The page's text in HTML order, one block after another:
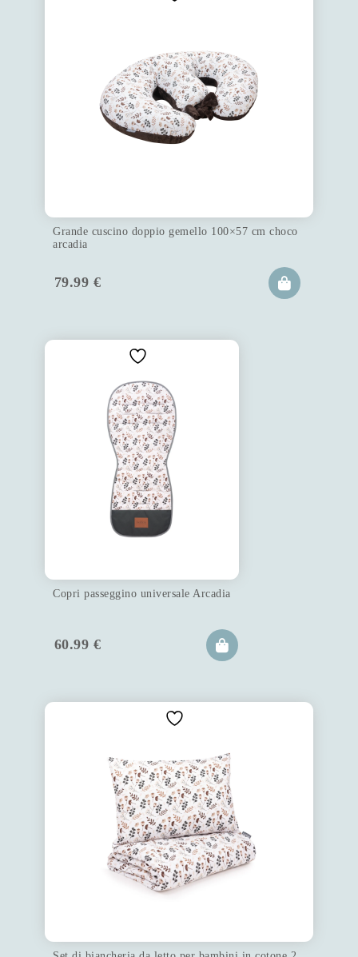
Grande cuscino doppio gemello 100×57 cm choco
arcadia
79.99 €
Copri passeggino universale Arcadia
60.99 €